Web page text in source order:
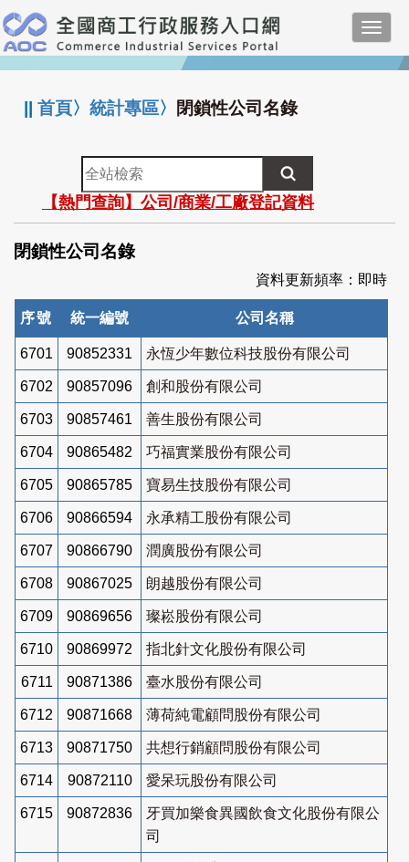
跳
到
主
要
:::
||首頁〉統計專區〉 閉鎖性公司名錄
全
站
檢
索
【熱門查詢】公司/商業/工廠登記資料
閉鎖性公司名錄
資料更新頻率：即時
序號 統一編號 公司名稱
6701 90852331 永恆少年數位科技股份有限公司
6702 90857096 創和股份有限公司
6703 90857461 善生股份有限公司
6704 90865482 巧福實業股份有限公司
6705 90865785 寶易生技股份有限公司
6706 90866594 永承精工股份有限公司
6707 90866790 潤廣股份有限公司
6708 90867025 朗越股份有限公司
6709 90869656 璨崧股份有限公司
6710 90869972 指北針文化股份有限公司
6711 90871386 臺水股份有限公司
6712 90871668 薄荷純電顧問股份有限公司
6713 90871750 共想行銷顧問股份有限公司
6714 90872110 愛呆玩股份有限公司
6715 90872836
牙買加樂食異國飲食文化股份有限公
司